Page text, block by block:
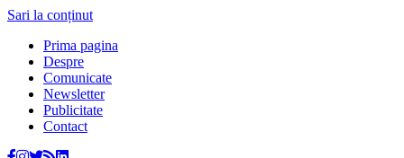
Sari la conținut
Prima pagina
Despre
Comunicate
Newsletter
Publicitate
Contact